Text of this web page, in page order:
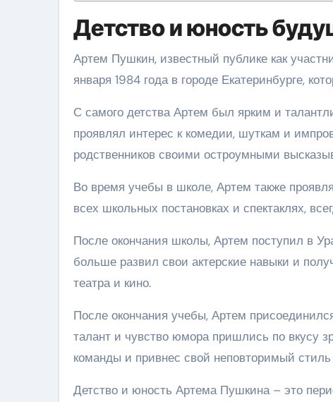
Детство и юность
Артем Пушкин, известный публике как
января 1984 года в городе Екатеринбурге,
С самого детства Артем был ярким и
проявлял интерес к комедии, шуткам и
родственников своими остроумными
Во время учебы в школе, Артем также
всех школьных постановках и спектаклях,
После окончания школы, Артем поступил в
больше развил свои актерские навыки и
театра и кино.
После окончания учебы, Артем
талант и чувство юмора пришлись по вкусу
команды и привнес свой неповторимый
Детство и юность Артема Пушкина – это